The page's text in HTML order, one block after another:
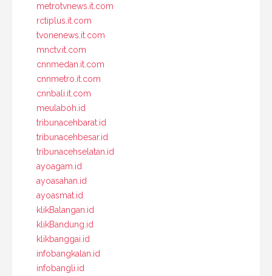
metrotvnews.it.com
rctiplus.it.com
tvonenews.it.com
mnctv.it.com
cnnmedan.it.com
cnnmetro.it.com
cnnbali.it.com
meulaboh.id
tribunacehbarat.id
tribunacehbesar.id
tribunacehselatan.id
ayoagam.id
ayoasahan.id
ayoasmat.id
klikBalangan.id
klikBandung.id
klikbanggai.id
infobangkalan.id
infobangli.id